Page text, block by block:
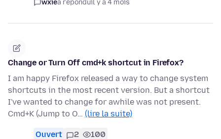
wxiea réponduil y a 4 mois
Change or Turn Off cmd+k shortcut in Firefox?
I am happy Firefox released a way to change system
shortcuts in the most recent version. But a shortcut
I've wanted to change for awhile was not present.
Cmd+K (Jump to O… (lire la suite)
Ouvert 2 100